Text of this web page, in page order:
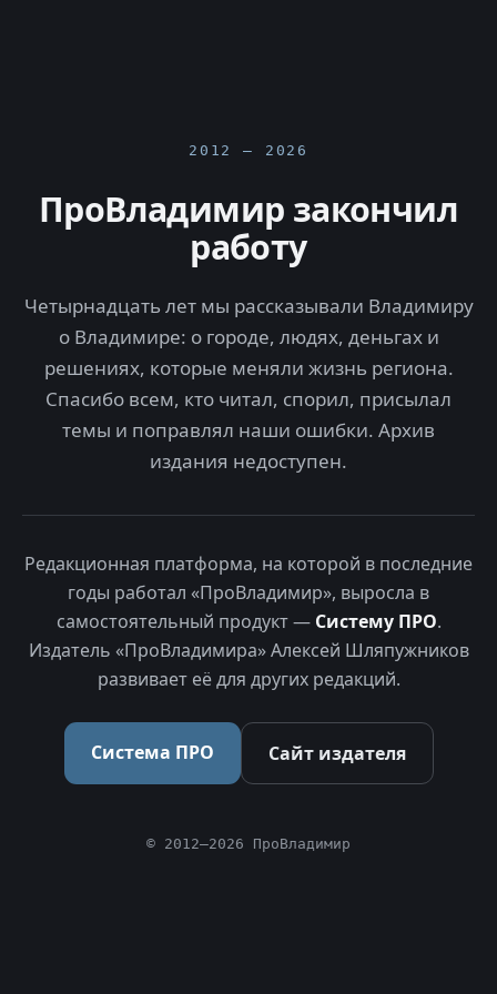
2012 — 2026
ПроВладимир закончил
работу
Четырнадцать лет мы рассказывали Владимиру
о Владимире: о городе, людях, деньгах и
решениях, которые меняли жизнь региона.
Спасибо всем, кто читал, спорил, присылал
темы и поправлял наши ошибки. Архив
издания недоступен.
Редакционная платформа, на которой в последние
годы работал «ПроВладимир», выросла в
самостоятельный продукт — Систему ПРО.
Издатель «ПроВладимира» Алексей Шляпужников
развивает её для других редакций.
Система ПРО Сайт издателя
© 2012–2026 ПроВладимир